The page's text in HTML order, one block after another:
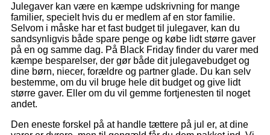
Julegaver kan være en kæmpe udskrivning for mange
familier, specielt hvis du er medlem af en stor familie.
Selvom i måske har et fast budget til julegaver, kan du
sandsynligvis både spare penge og købe lidt større gaver
på en og samme dag. På Black Friday finder du varer med
kæmpe besparelser, der gør både dit julegavebudget og
dine børn, niecer, forældre og partner glade. Du kan selv
bestemme, om du vil bruge hele dit budget og give lidt
større gaver. Eller om du vil gemme fortjenesten til noget
andet.
Den eneste forskel på at handle tættere på jul er, at dine